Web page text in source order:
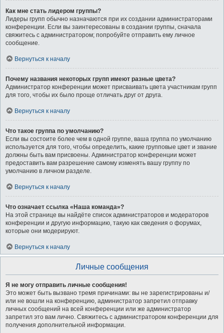
Как мне стать лидером группы?
Лидеры групп обычно назначаются при их создании администраторами
конференции. Если вы заинтересованы в создании группы, сначала
свяжитесь с администратором; попробуйте отправить ему личное
сообщение.
Вернуться к началу
Почему названия некоторых групп имеют разные цвета?
Администратор конференции может присваивать цвета участникам групп
для того, чтобы их было проще отличать друг от друга.
Вернуться к началу
Что такое группа по умолчанию?
Если вы состоите более чем в одной группе, ваша группа по умолчанию
используется для того, чтобы определить, какие групповые цвет и звание
должны быть вам присвоены. Администратор конференции может
предоставить вам разрешение самому изменять вашу группу по
умолчанию в личном разделе.
Вернуться к началу
Что означает ссылка «Наша команда»?
На этой странице вы найдёте список администраторов и модераторов
конференции и другую информацию, такую как сведения о форумах,
которые они модерируют.
Вернуться к началу
Личные сообщения
Я не могу отправить личные сообщения!
Это может быть вызвано тремя причинами: вы не зарегистрированы и/
или не вошли на конференцию, администратор запретил отправку
личных сообщений на всей конференции или же администратор
запретил это вам лично. Свяжитесь с администратором конференции для
получения дополнительной информации.